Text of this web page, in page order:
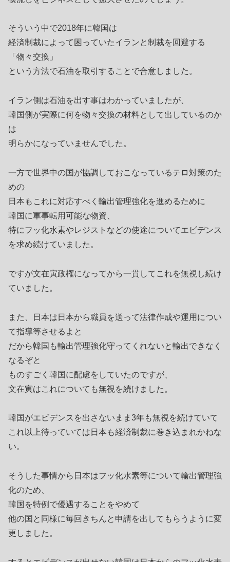
そういう中で2018年に韓国は
経済制裁によって困っていたイランと制裁を回避する
「物々交換」
という方法で石油を取引することで合意しました。
イラン側は石油を出す事はわかっていましたが、
韓国側が実際に何を物々交換の材料として出しているのか
は
明らかになっていませんでした。
一方で世界中の国が協調しておこなっているテロ対策のた
めの
日本もこれに対応すべく輸出管理強化を進めるために
韓国に軍事転用可能な物資、
特にフッ化水素やレジストなどの使途についてエビデンス
を求め続けていました。
ですが文在寅政権になってから一貫してこれを無視し続け
ていました。
また、日本は日本から職員を送って法律作成や運用につい
て指導等させるよと
だから韓国も輸出管理強化守ってくれないと輸出できなく
なるぞと
ものすごく韓国に配慮をしていたのですが、
文在寅はこれについても無視を続けました。
韓国がエビデンスを出さないまま3年も無視を続けていて
これ以上待っていては日本も経済制裁に巻き込まれかねな
い。
そうした事情から日本はフッ化水素等について輸出管理強
化のため、
韓国を特例で優遇することをやめて
他の国と同様に毎回きちんと申請を出してもらうように変
更しました。